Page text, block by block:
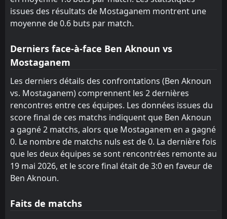
issues des résultats de Mostaganem montrent une
moyenne de 0.6 buts par match.
Derniers face-à-face Ben Aknoun vs
Mostaganem
Les derniers détails des confrontations (Ben Aknoun
vs. Mostaganem) comprennent les 2 dernières
rencontres entre ces équipes. Les données issues du
score final de ces matchs indiquent que Ben Aknoun
a gagné 2 matchs, alors que Mostaganem en a gagné
0. Le nombre de matchs nuls est de 0. La dernière fois
que les deux équipes se sont rencontrées remonte au
19 mai 2026, et le score final était de 3:0 en faveur de
Ben Aknoun.
Faits de matchs